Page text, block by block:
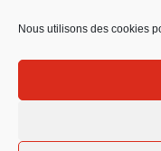
Nous utilisons des cookies